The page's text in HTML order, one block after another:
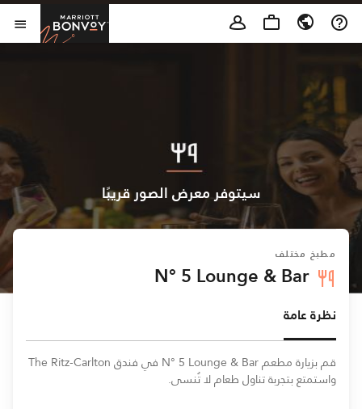
Skip to Content
سيتوفر معرض الصور قريبًا
مطبخ مختلف
N° 5 Lounge & Bar
نظرة عامة
قم بزيارة مطعم N° 5 Lounge & Bar في فندق The Ritz-Carlton
واستمتع بتجربة تناول طعام لا تُنسى.